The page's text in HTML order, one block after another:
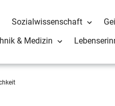
Sozialwissenschaft
& Medizin